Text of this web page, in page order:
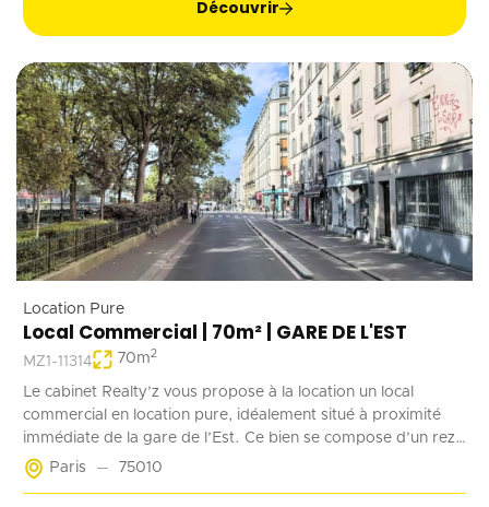
Découvrir
Location Pure
Local Commercial | 70m² | GARE DE L'EST
MZ1-11314 70m2
Le cabinet Realty’z vous propose à la location un local
commercial en location pure, idéalement situé à proximité
immédiate de la gare de l’Est. Ce bien se compose d’un rez-
de-chaussée de 70 m² accessible à la fois depuis la rue et les
parties communes de l’immeuble. Deux emplacements de
Paris 75010